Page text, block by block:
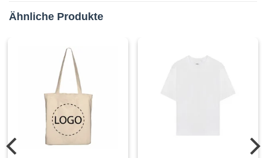
Ähnliche Produkte